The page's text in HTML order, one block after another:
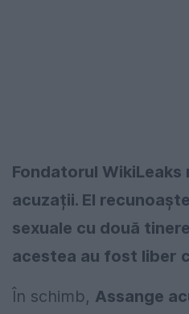
Fondatorul WikiLeaks
acuzații. El
sexuale cu două
acestea au fost liber
În schimb, Assange